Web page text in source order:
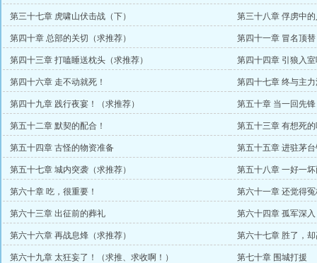
第三十七章 虎啸山伏击战（下） 第三十八章 俘虏中
第四十章 总部的关切（求推荐） 第四十一章 冒名顶
第四十三章 打嗑睡送枕头（求推荐） 第四十四章 引狼入
第四十六章 走不动就死！ 第四十七章 终与主
第四十九章 践行夜宴！（求推荐） 第五十章 当一回先锋
第五十二章 默契的配合！ 第五十三章 有想死
第五十四章 古怪的物资准备 第五十五章 进驻茅
第五十七章 城内突袭（求推荐） 第五十八章 一好一
第六十章 吃，很重要！ 第六十一章 还觉得
第六十三章 出征前的葬礼 第六十四章 孤军深
第六十六章 再战息烽（求推荐） 第六十七章 胜了，
第六十九章 太狂妄了！（求推、求收啊！） 第七十章 围城打援